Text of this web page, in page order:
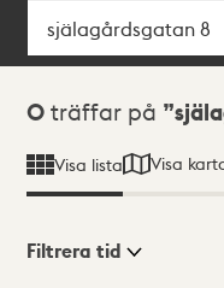
Sökresultat
0 träffar på
Visa lista Visa
Filtrera tid